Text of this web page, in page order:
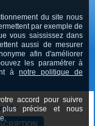
:
du site nous
par exemple de
vous saississez dans
aussi de mesurer
afin d'améliorer
les paramétrer à
à notre politique de
accord pour suivre
précise et nous